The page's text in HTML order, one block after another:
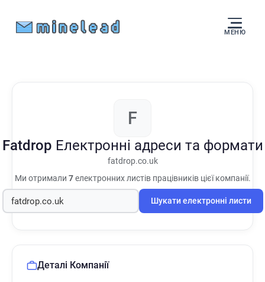
МЕНЮ
F
Fatdrop Електронні адреси та формати
fatdrop.co.uk
Ми отримали 7електронних листів працівників цієї компанії.
Шукати електронні листи
Деталі Компанії